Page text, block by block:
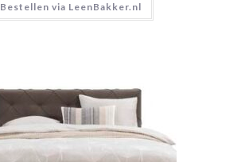
Bestellen via LeenBakker.nl